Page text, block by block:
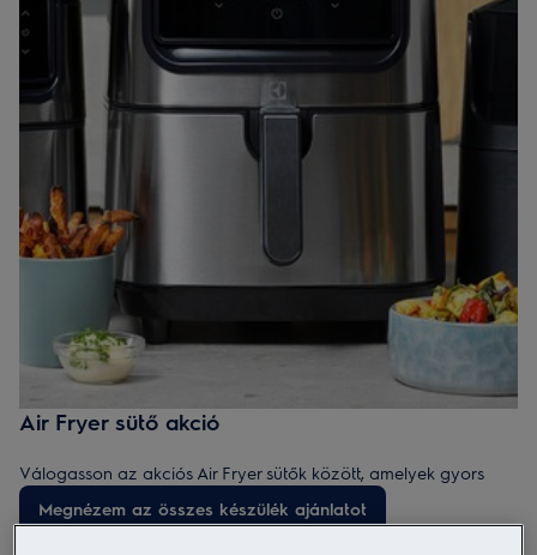
Air Fryer sütő akció
Válogasson az akciós Air Fryer sütők között, amelyek gyors
felmelegedéssel és precíz hőszabályzással támogatják az
egészséges ételek készítését. Kedvezményes arú készülékeink
Megnézem az összes készülék ajánlatot